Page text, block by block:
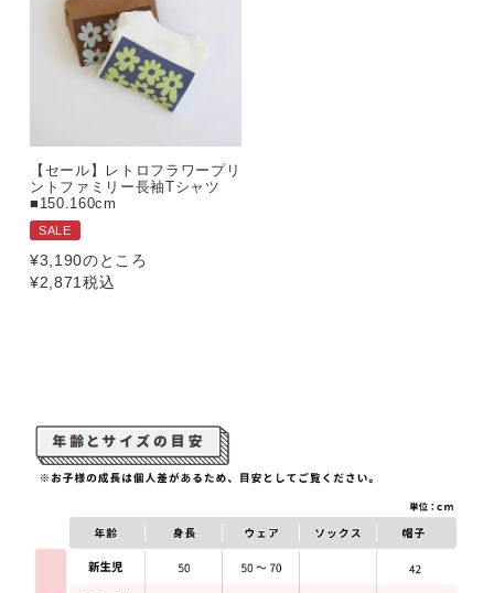
【セール】レトロフラワープリ
ントファミリー長袖Tシャツ
■150.160cm
SALE
¥3,190のところ
¥2,871税込